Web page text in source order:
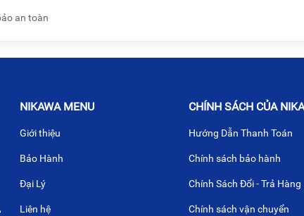
an toàn
NIKAWA MENU
Giới thiệu
Bảo Hành
Đại Lý
Liên hệ
CHÍNH SÁCH CỦA
Hướng Dẫn Thanh Toán
Chính sách bảo hành
Chính Sách Đổi - Trả Hàng
Chính sách vận chuyển